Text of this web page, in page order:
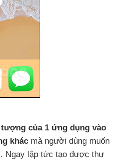
tượng của 1 ứng dụng vào
khác mà người dùng muốn
. Ngay lập tức tạo được thư